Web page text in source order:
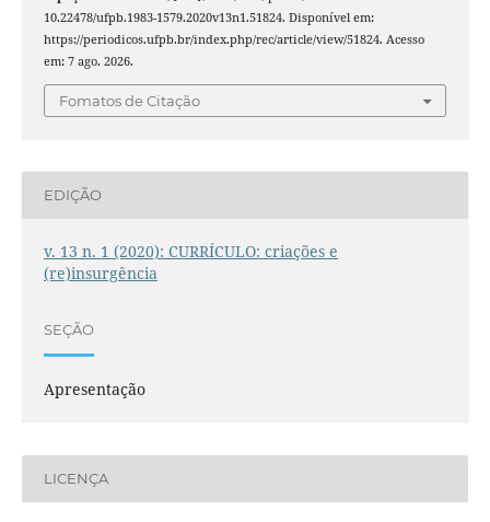
10.22478/ufpb.1983-1579.2020v13n1.51824. Disponível em:
https://periodicos.ufpb.br/index.php/rec/article/view/51824. Acesso
em: 7 ago. 2026.
Fomatos de Citação
EDIÇÃO
v. 13 n. 1 (2020): CURRÍCULO: criações e
(re)insurgência
SEÇÃO
Apresentação
LICENÇA